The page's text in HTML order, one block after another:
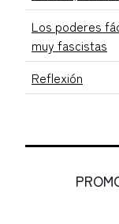
Los poderes
muy fascistas
Reflexión